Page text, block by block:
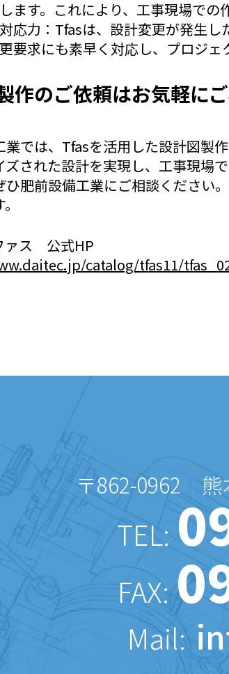
ます。これにより、工事現場での
応力 ：Tfasは、設計変更が発生
要求にも素早く対応し、プロジェ
作のご依頼はお気軽に
業では、Tfasを活用した設計図製
ズされた設計を実現し、工事現場
ひ肥前設備工業にご相談ください
ァス 公式HP
catalog/tfas11/
〒862-0962 熊
TEL:
FAX:
Mail: